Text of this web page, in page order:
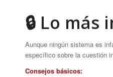
🔒 Lo
Aunque ningún sistema es
específico sobre la cuestión
Consejos básicos: